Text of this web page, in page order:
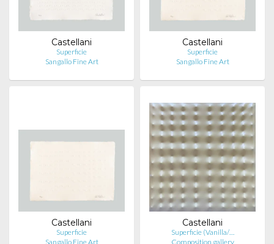
Castellani
Superficie
Sangallo Fine Art
Castellani
Superficie
Sangallo Fine Art
Castellani
Superficie
Sangallo Fine Art
Castellani
Superficie (Vanilla/…
Composition.gallery